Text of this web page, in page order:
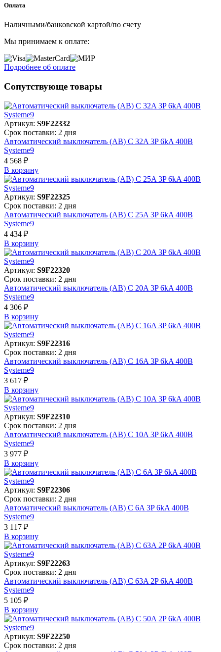
Оплата
Наличными/банковской картой/по счету
Мы принимаем к оплате:
Подробнее об оплате
Сопутствующе товары
Артикул: S9F22332
Срок поставки: 2 дня
Автоматический выключатель (АВ) C 32A 3P 6kA 400В
Systeme9
4 568 ₽
В корзинy
Артикул: S9F22325
Срок поставки: 2 дня
Автоматический выключатель (АВ) C 25A 3P 6kA 400В
Systeme9
4 434 ₽
В корзинy
Артикул: S9F22320
Срок поставки: 2 дня
Автоматический выключатель (АВ) C 20A 3P 6kA 400В
Systeme9
4 306 ₽
В корзинy
Артикул: S9F22316
Срок поставки: 2 дня
Автоматический выключатель (АВ) C 16A 3P 6kA 400В
Systeme9
3 617 ₽
В корзинy
Артикул: S9F22310
Срок поставки: 2 дня
Автоматический выключатель (АВ) C 10A 3P 6kA 400В
Systeme9
3 977 ₽
В корзинy
Артикул: S9F22306
Срок поставки: 2 дня
Автоматический выключатель (АВ) C 6A 3P 6kA 400В
Systeme9
3 117 ₽
В корзинy
Артикул: S9F22263
Срок поставки: 2 дня
Автоматический выключатель (АВ) C 63A 2P 6kA 400В
Systeme9
5 105 ₽
В корзинy
Артикул: S9F22250
Срок поставки: 2 дня